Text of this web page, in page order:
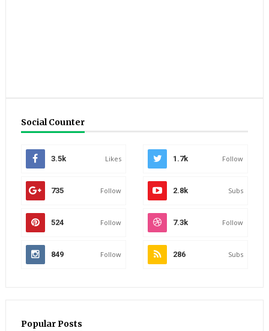
Social Counter
3.5k Likes 1.7k Follow
735 Follow 2.8k Subs
524 Follow 7.3k Follow
849 Follow 286 Subs
Popular Posts